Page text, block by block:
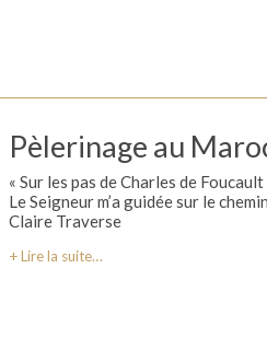
Pèlerinage au
« Sur les pas de Charles de
Le Seigneur m’a guidée sur le
Claire Traverse
Lire la suite…